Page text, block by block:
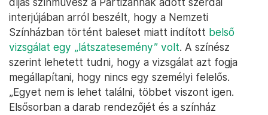
interjújában arról beszélt, hogy a Nemzeti
Színházban történt baleset miatt indított belső
vizsgálat egy „látszatesemény” volt. A színész
szerint lehetett tudni, hogy a vizsgálat azt fogja
megállapítani, hogy nincs egy személyi felelős.
„Egyet nem is lehet találni, többet viszont igen.
Elsősorban a darab rendezőjét és a színház